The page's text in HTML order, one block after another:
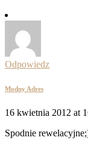
Odpowiedz
Modny Adres
16 kwietnia 2012 at
Spodnie